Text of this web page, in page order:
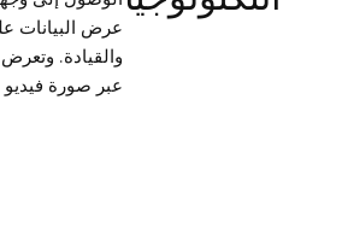
والقيادة.
عبر صورة